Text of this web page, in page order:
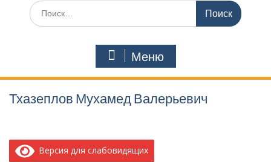
Искать:
Меню
Тхазеплов Мухамед Валерьевич
Версия для слабовидящих